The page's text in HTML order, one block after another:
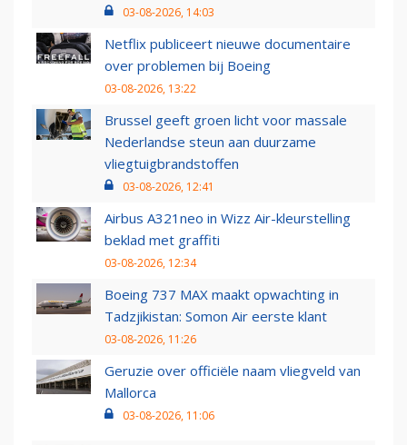
03-08-2026, 14:03
Netflix publiceert nieuwe documentaire
over problemen bij Boeing
03-08-2026, 13:22
Brussel geeft groen licht voor massale
Nederlandse steun aan duurzame
vliegtuigbrandstoffen
03-08-2026, 12:41
Airbus A321neo in Wizz Air-kleurstelling
beklad met graffiti
03-08-2026, 12:34
Boeing 737 MAX maakt opwachting in
Tadzjikistan: Somon Air eerste klant
03-08-2026, 11:26
Geruzie over officiële naam vliegveld van
Mallorca
03-08-2026, 11:06